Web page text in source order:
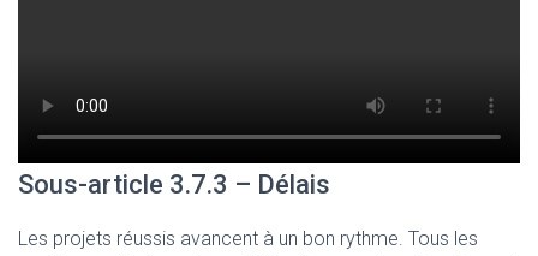
Sous-article 3.7.3 – Délais
Les projets réussis avancent à un bon rythme. Tous les